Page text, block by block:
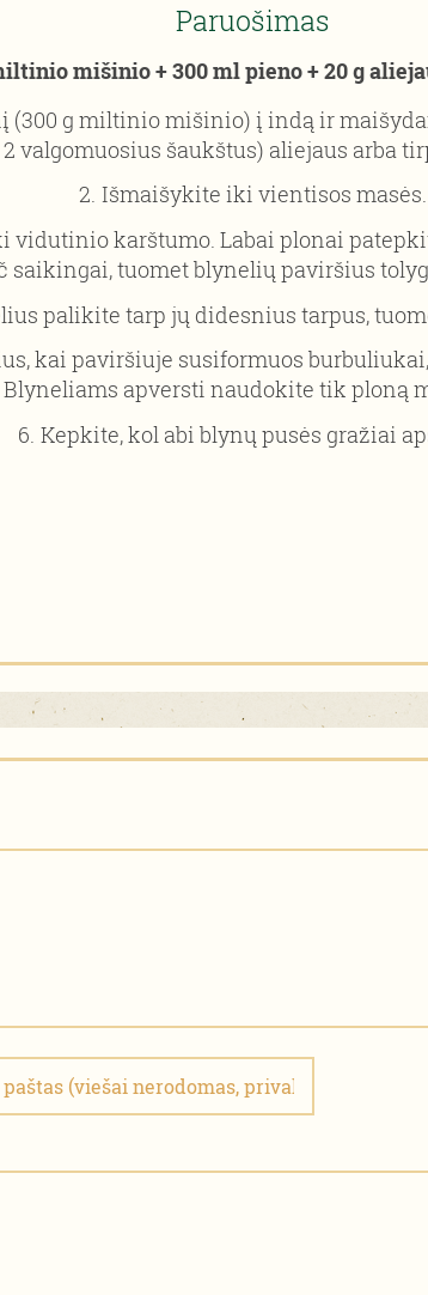
Paruošimas
mišinio + 300 ml pieno + 20 g
g miltinio mišinio) į indą ir
2 valgomuosius šaukštus) aliejaus arba
Išmaišykite iki vientisos masės.
karštumo. Labai plonai
saikingai, tuomet blynelių paviršius
palikite tarp jų didesnius tarpus,
kai paviršiuje susiformuos
Blyneliams apversti naudokite tik ploną
Kepkite, kol abi blynų pusės gražiai